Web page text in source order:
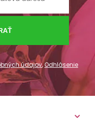
údajov,Odhlásenie